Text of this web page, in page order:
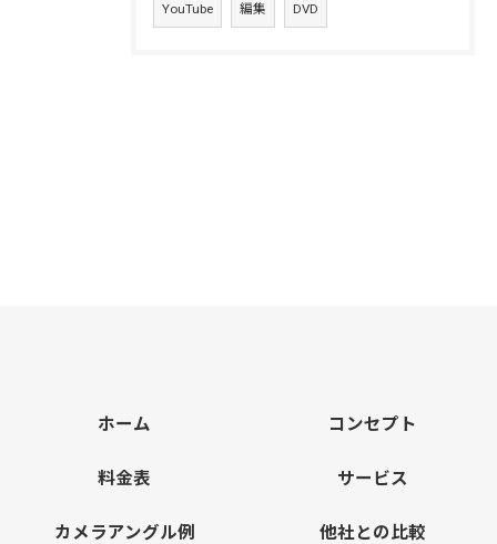
YouTube 編集 DVD
ホーム コンセプト
料金表 サービス
カメラアングル例 他社との比較